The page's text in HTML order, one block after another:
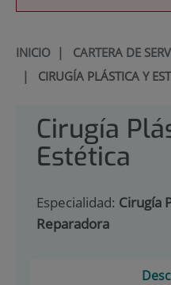
INICIO| CARTERA DE
| CIRUGÍA PLÁSTICA Y
Cirugía
Estética
Especialidad: Cirugía
Reparadora